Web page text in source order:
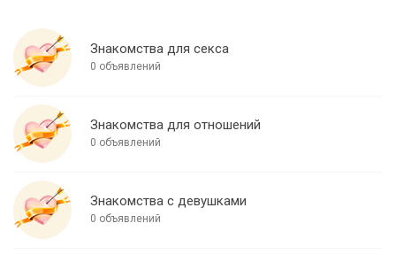
Знакомства для секса
0 объявлений
Знакомства для отношений
0 объявлений
Знакомства с девушками
0 объявлений